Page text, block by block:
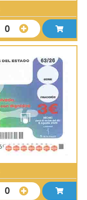
0
0